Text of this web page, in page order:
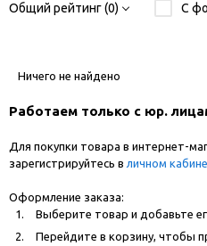
Общий рейтинг (0) С
Ничего не найдено
Работаем только с юр.
Для покупки товара в интернет-
зарегистрируйтесь в личном
Оформление заказа:
Выберите товар и добавьте
Перейдите в корзину, чтобы